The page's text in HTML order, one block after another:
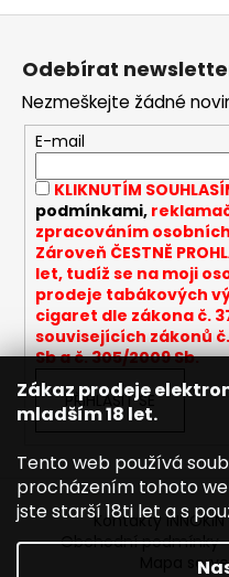
Zákaz prodeje
mladším 18 let.
Tento web používá
procházením tohoto
jste starší 18ti let a s
Odebírat
Nezmeškejte žádné
E-mail
KLIKNUTÍM
podmínkami,
zpracováním
Zároveň ČESTNĚ
let, tudíž se na moji
prodeje tabákových
cigaret dle zákona č.
souvisejících zákonů
Sb a č. 305/2009 Sb.
PŘIHLÁSIT SE
Kontakty INNOKIN
Obchodní podmínky
Mapa